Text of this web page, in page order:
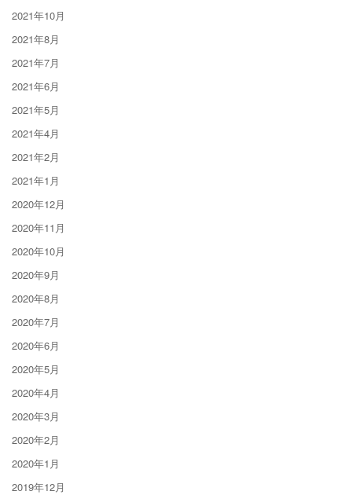
2021年10月
2021年8月
2021年7月
2021年6月
2021年5月
2021年4月
2021年2月
2021年1月
2020年12月
2020年11月
2020年10月
2020年9月
2020年8月
2020年7月
2020年6月
2020年5月
2020年4月
2020年3月
2020年2月
2020年1月
2019年12月